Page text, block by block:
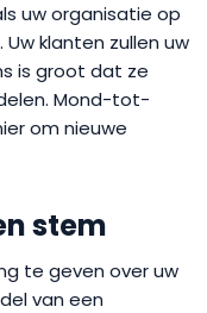
uw organisatie op
klanten zullen uw
is groot dat ze
Mond-tot-
om nieuwe
stem
te geven over uw
van een